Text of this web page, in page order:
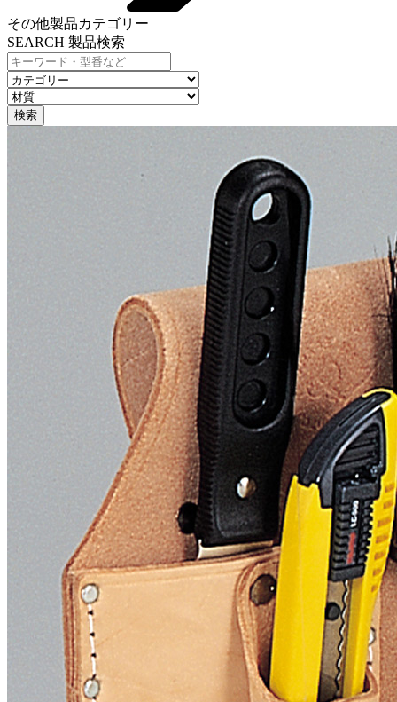
その他製品カテゴリー
SEARCH 製品検索